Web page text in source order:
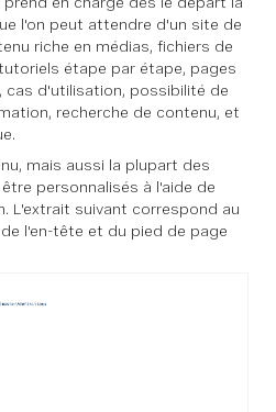
l'on peut attendre d'un site de
riche en médias, fichiers de
étape par étape, pages
cas d'utilisation, possibilité de
recherche de contenu, et
mais aussi la plupart des
personnalisés à l'aide de
L'extrait suivant correspond au
l'en-tête et du pied de page